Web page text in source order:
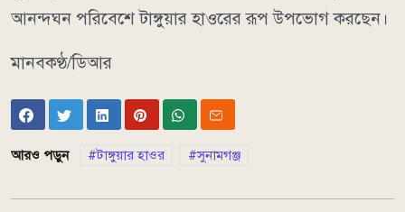
আনন্দঘন পরিবেশে টাঙ্গুয়ার হাওরের রূপ উপভোগ করছেন।
মানবকণ্ঠ/ডিআর
আরও পড়ুন টাঙ্গুয়ার হাওর সুনামগঞ্জ